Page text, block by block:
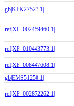
gb|KFK27527.1|
ref|XP_002459460.1|
ref|XP_010443773.1|
ref|XP_008447608.1|
gb|EMS51250.1|
ref|XP_002872262.1|